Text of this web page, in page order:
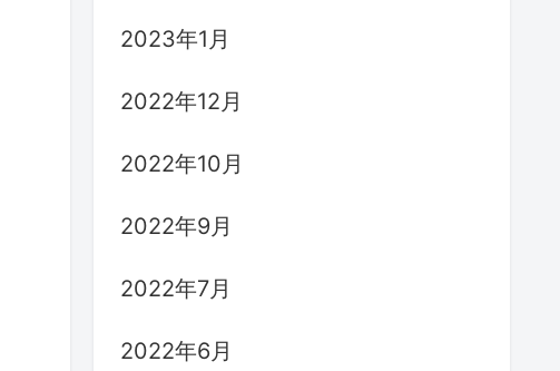
2023年1月
2022年12月
2022年10月
2022年9月
2022年7月
2022年6月